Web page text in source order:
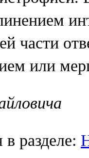
части
или
разделе: